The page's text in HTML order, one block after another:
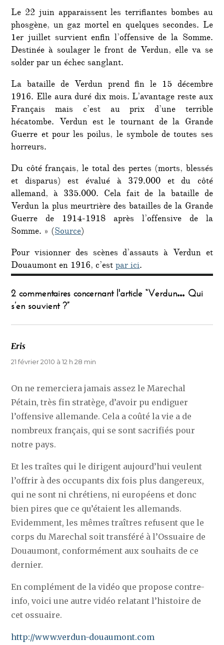
Le 22 juin apparaissent les terrifiantes bombes au
phosgène, un gaz mortel en quelques secondes. Le
1er juillet survient enfin l’offensive de la Somme.
Destinée à soulager le front de Verdun, elle va se
solder par un échec sanglant.
La bataille de Verdun prend fin le 15 décembre
1916. Elle aura duré dix mois. L’avantage reste aux
Français mais c’est au prix d’une terrible
hécatombe. Verdun est le tournant de la Grande
Guerre et pour les poilus, le symbole de toutes ses
horreurs.
Du côté français, le total des pertes (morts, blessés
et disparus) est évalué à 379.000 et du côté
allemand, à 335.000. Cela fait de la bataille de
Verdun la plus meurtrière des batailles de la Grande
Guerre de 1914-1918 après l’offensive de la
Somme. » (Source)
Pour visionner des scènes d’assauts à Verdun et
Douaumont en 1916, c’estpar ici.
2 commentaires concernant l'article “Verdun… Qui
s’en souvient ?”
Eris
21 février 2010 à 12 h 28 min
On ne remerciera jamais assez le Marechal
Pétain, très fin stratège, d’avoir pu endiguer
l’offensive allemande. Cela a coûté la vie a de
nombreux français, qui se sont sacrifiés pour
notre pays.
Et les traîtes qui le dirigent aujourd’hui veulent
l’offrir à des occupants dix fois plus dangereux,
qui ne sont ni chrétiens, ni européens et donc
bien pires que ce qu’étaient les allemands.
Evidemment, les mêmes traîtres refusent que le
corps du Marechal soit transféré à l’Ossuaire de
Douaumont, conformément aux souhaits de ce
dernier.
En complément de la vidéo que propose contre-
info, voici une autre vidéo relatant l’histoire de
cet ossuaire.
http://www.verdun-douaumont.com